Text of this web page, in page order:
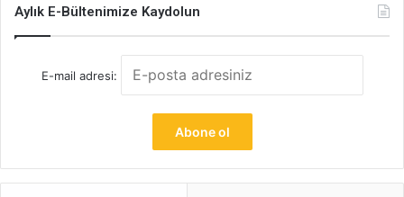
Aylık E-Bültenimize Kaydolun
E-mail adresi: